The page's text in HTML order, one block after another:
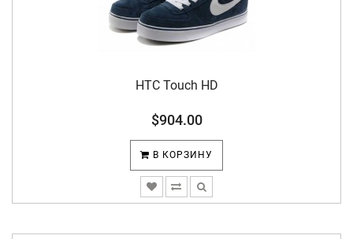
HTC Touch HD
$904.00
В КОРЗИНУ